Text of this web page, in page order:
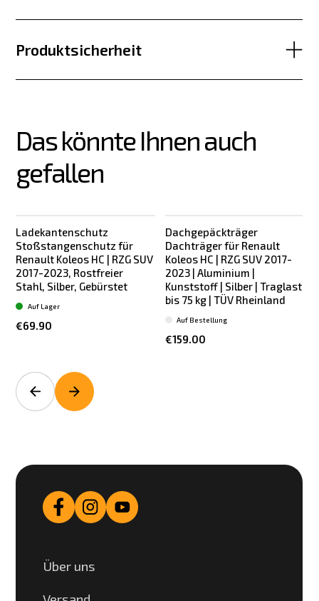
Produktsicherheit
Das könnte Ihnen auch
gefallen
Ladekantenschutz
Stoßstangenschutz für
Renault Koleos HC | RZG SUV
2017-2023, Rostfreier
Stahl, Silber, Gebürstet
€69.90
Auf Lager
Dachgepäckträger
Dachträger für Renault
Koleos HC | RZG SUV 2017-
2023 | Aluminium |
Kunststoff | Silber | Traglast
bis 75 kg | TÜV Rheinland
€159.00
Auf Bestellung
Über uns